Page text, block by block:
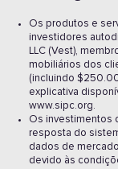
Os produtos e
investidores
LLC (Vest),
mobiliários dos
(incluindo
explicativa
www.sipc.org.
Os investimentos
resposta do
dados de
devido às